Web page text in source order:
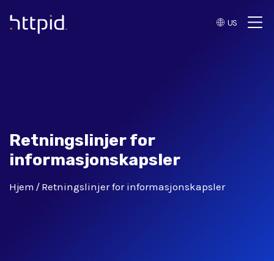
™
US
Retningslinjer for
informasjonskapsler
Hjem Retningslinjer for informasjonskapsler